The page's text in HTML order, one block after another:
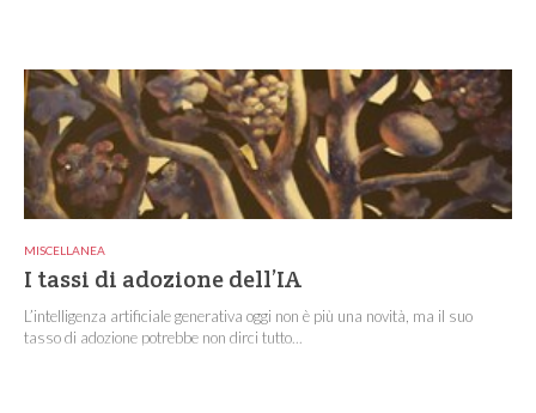
MISCELLANEA
I tassi di adozione dell’IA
L’intelligenza artificiale generativa oggi non è più una novità, ma il suo
tasso di adozione potrebbe non dirci tutto...